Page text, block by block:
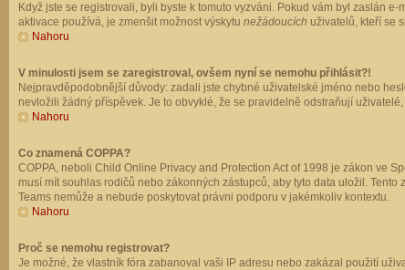
Když jste se registrovali, byli byste k tomuto vyzváni. Pokud vám byl zaslán
aktivace používá, je zmenšit možnost výskytu nežádoucích uživatelů, kteří se
Nahoru
V minulosti jsem se zaregistroval, ovšem nyní se nemohu přihlásit?!
Nejpravděpodobnější důvody: zadali jste chybné uživatelské jméno nebo
nevložili žádný příspěvek. Je to obvyklé, že se pravidelně odstraňují
Nahoru
Co znamená COPPA?
COPPA, neboli Child Online Privacy and Protection Act of 1998 je zákon ve
musí mít souhlas rodičů nebo zákonných zástupců, aby tyto data uložil.
Teams nemůže a nebude poskytovat právni podporu v jakémkoliv kontextu.
Nahoru
Proč se nemohu registrovat?
Je možné, že vlastník fóra zabanoval vaši IP adresu nebo zakázal použití